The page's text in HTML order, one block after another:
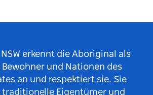
erkennt die Aboriginal als
und Nationen des
an und respektiert sie. Sie
traditionelle Eigentümer und